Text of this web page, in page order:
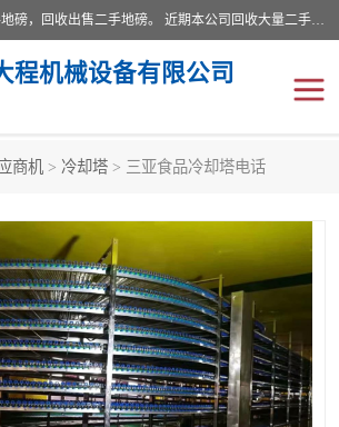
本公司常年出售回收二手地磅，回收出售二手地磅。 近期本公司回收大量二手地磅，型号齐全，宽度从2米到3.5米，长度5米到25米，承重吨位从10到200吨，成色7—9成新。 ? 使用年限6个月至2年，产品来源于个人闲置品，工矿企业停用品，因小换大而来。 精准度和新的一样， 二手地磅是内行人的选择，打个电话就省钱朋友您好等什么
程机械设备有限公司
商机 > 冷却塔 > 三亚食品冷却塔电话
废纸打包机
食品烘干机
输送机
全自动输送机